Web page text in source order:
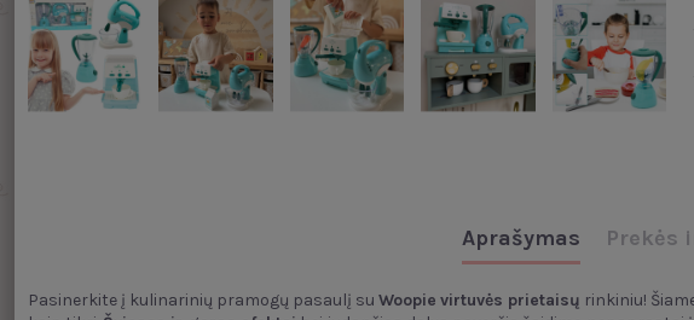
Aprašymas Prekės
Pasinerkite į kulinarinių pramogų pasaulį su Woopie virtuvės prietaisų rinkiniu!